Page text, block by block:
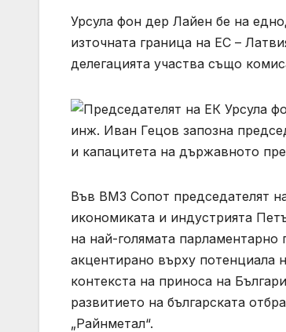
Урсула фон дер Лайен бе на
източната граница на ЕС –
делегацията участва също
инж. Иван Гецов запозна
и капацитета на държавното
Във ВМЗ Сопот председателят
икономиката и индустрията
на най-голямата
акцентирано върху потенциала
контекста на приноса на
развитието на българската
„Райнметал“.